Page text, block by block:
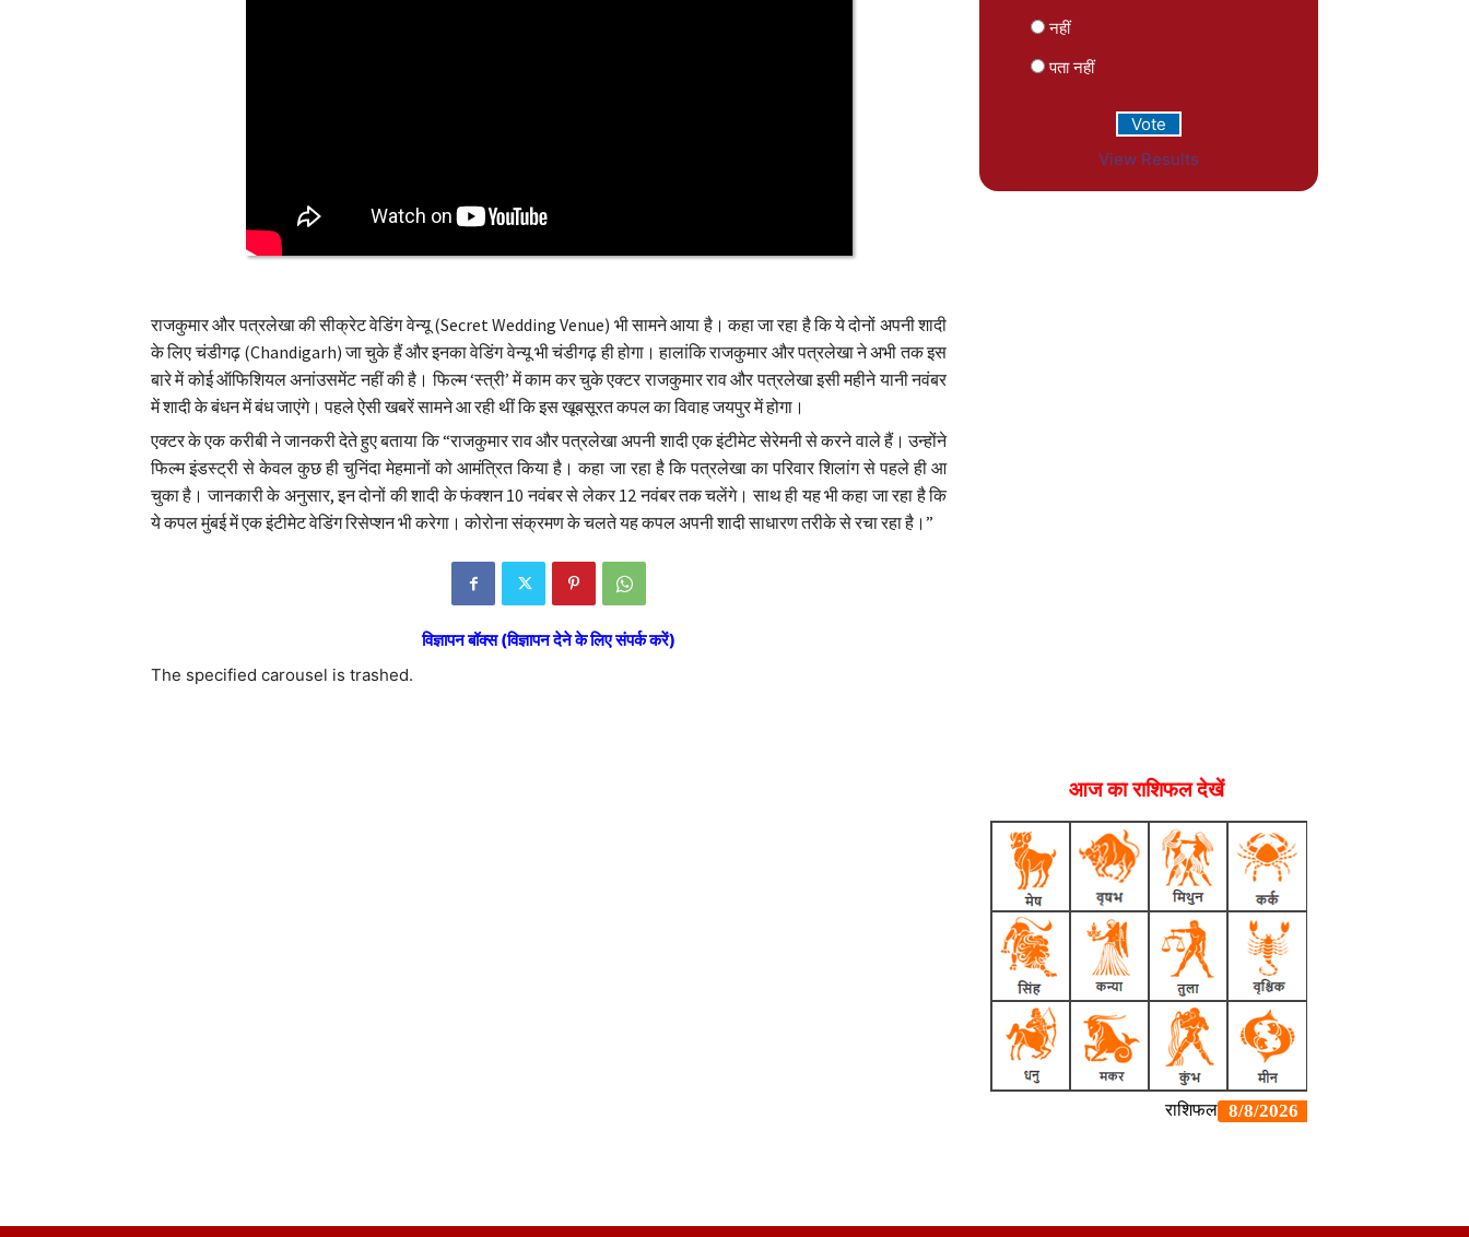
राजकुमार और पत्रलेखा की सीक्रेट वेडिंग वेन्यू (Secret Wedding Venue) भी सामने आया है। कहा जा रहा है कि ये दोनों अपनी शादी
के लिए चंडीगढ़ (Chandigarh) जा चुके हैं और इनका वेडिंग वेन्यू भी चंडीगढ़ ही होगा। हालांकि राजकुमार और पत्रलेखा ने अभी तक इस
बारे में कोई ऑफिशियल अनांउसमेंट नहीं की है। फिल्म ‘स्त्री’ में काम कर चुके एक्टर राजकुमार राव और पत्रलेखा इसी महीने यानी नवंबर
में शादी के बंधन में बंध जाएंगे। पहले ऐसी खबरें सामने आ रही थीं कि इस खूबसूरत कपल का विवाह जयपुर में होगा।
एक्टर के एक करीबी ने जानकरी देते हुए बताया कि “राजकुमार राव और पत्रलेखा अपनी शादी एक इंटीमेट सेरेमनी से करने वाले हैं। उन्होंने
फिल्म इंडस्ट्री से केवल कुछ ही चुनिंदा मेहमानों को आमंत्रित किया है। कहा जा रहा है कि पत्रलेखा का परिवार शिलांग से पहले ही आ
चुका है। जानकारी के अनुसार, इन दोनों की शादी के फंक्शन 10 नवंबर से लेकर 12 नवंबर तक चलेंगे। साथ ही यह भी कहा जा रहा है कि
ये कपल मुंबई में एक इंटीमेट वेडिंग रिसेप्शन भी करेगा। कोरोना संक्रमण के चलते यह कपल अपनी शादी साधारण तरीके से रचा रहा है।”
विज्ञापन बॉक्स (विज्ञापन देने के लिए संपर्क करें)
The specified carousel is trashed.
नहीं
पता नहीं
View Results
आज का राशिफल देखें